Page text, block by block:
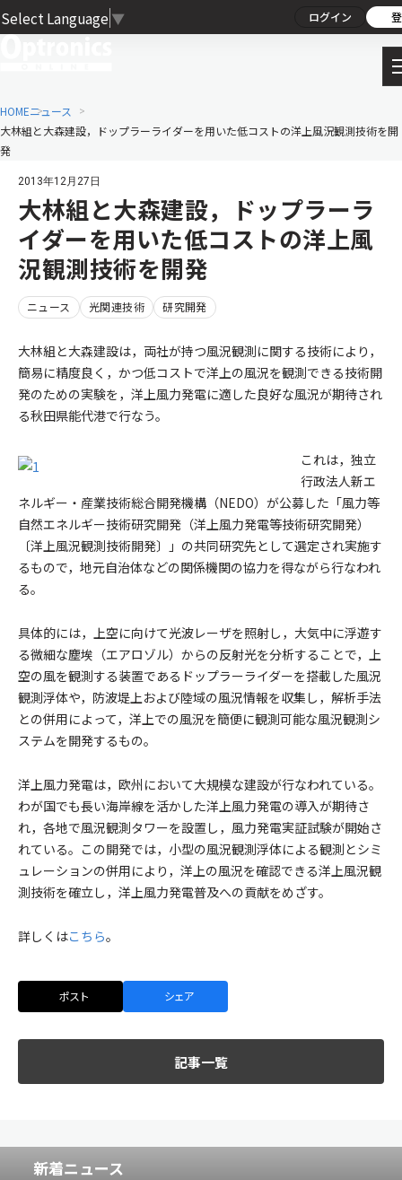
Select Language ▼ ログイン
HOMEニュース
大林組と大森建設，ドップラーライダーを用いた低コストの洋上風況観測技術を開
発
2013年12月27日
大林組と大森建設，ドップラーラ
イダーを用いた低コストの洋上風
況観測技術を開発
ニュース 光関連技術 研究開発
大林組と大森建設は，両社が持つ風況観測に関する技術により，
簡易に精度良く，かつ低コストで洋上の風況を観測できる技術開
発のための実験を，洋上風力発電に適した良好な風況が期待され
る秋田県能代港で行なう。
これは，独立
行政法人新エ
ネルギー・産業技術総合開発機構（NEDO）が公募した「風力等
自然エネルギー技術研究開発（洋上風力発電等技術研究開発）
〔洋上風況観測技術開発〕」の共同研究先として選定され実施す
るもので，地元自治体などの関係機関の協力を得ながら行なわれ
る。
具体的には，上空に向けて光波レーザを照射し，大気中に浮遊す
る微細な塵埃（エアロゾル）からの反射光を分析することで，上
空の風を観測する装置であるドップラーライダーを搭載した風況
観測浮体や，防波堤上および陸域の風況情報を収集し，解析手法
との併用によって，洋上での風況を簡便に観測可能な風況観測シ
ステムを開発するもの。
洋上風力発電は，欧州において大規模な建設が行なわれている。
わが国でも長い海岸線を活かした洋上風力発電の導入が期待さ
れ，各地で風況観測タワーを設置し，風力発電実証試験が開始さ
れている。この開発では，小型の風況観測浮体による観測とシミ
ュレーションの併用により，洋上の風況を確認できる洋上風況観
測技術を確立し，洋上風力発電普及への貢献をめざす。
詳しくはこちら。
ポスト シェア
記事一覧
新着ニュース